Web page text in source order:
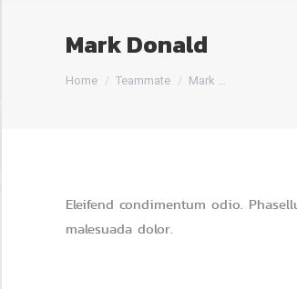
Mark Donald
You are here:
Home Teammate Mark …
Eleifend condimentum odio.
malesuada dolor.